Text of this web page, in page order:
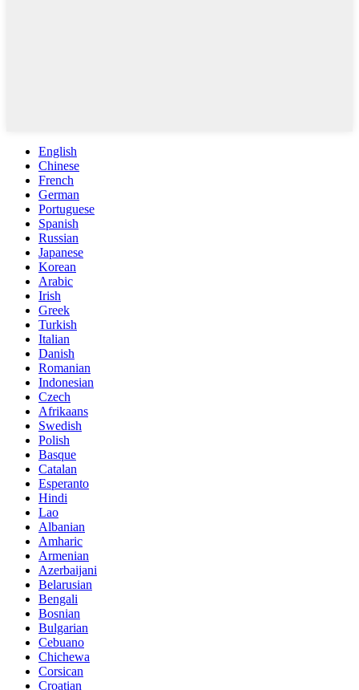
English
Chinese
French
German
Portuguese
Spanish
Russian
Japanese
Korean
Arabic
Irish
Greek
Turkish
Italian
Danish
Romanian
Indonesian
Czech
Afrikaans
Swedish
Polish
Basque
Catalan
Esperanto
Hindi
Lao
Albanian
Amharic
Armenian
Azerbaijani
Belarusian
Bengali
Bosnian
Bulgarian
Cebuano
Chichewa
Corsican
Croatian